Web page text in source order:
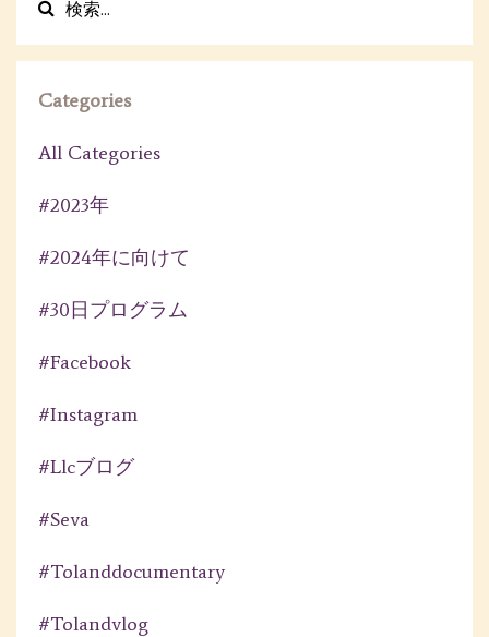
Categories
All Categories
#2023年
#2024年に向けて
#30日プログラム
#facebook
#instagram
#llcブログ
#seva
#tolanddocumentary
#tolandvlog